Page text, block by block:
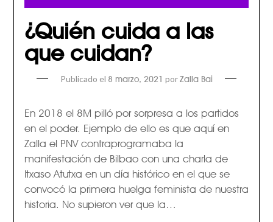
¿Quién cuida a las
que cuidan?
Publicado el 8 marzo, 2021 por Zalla Bai
En 2018 el 8M pilló por sorpresa a los partidos
en el poder. Ejemplo de ello es que aquí en
Zalla el PNV contraprogramaba la
manifestación de Bilbao con una charla de
Itxaso Atutxa en un día histórico en el que se
convocó la primera huelga feminista de nuestra
historia. No supieron ver que la…